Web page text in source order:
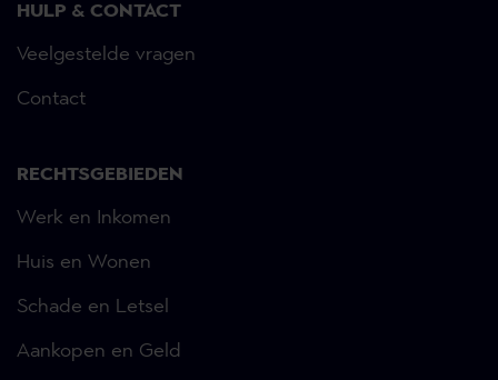
HULP & CONTACT
Veelgestelde vragen
Contact
RECHTSGEBIEDEN
Werk en Inkomen
Huis en Wonen
Schade en Letsel
Aankopen en Geld